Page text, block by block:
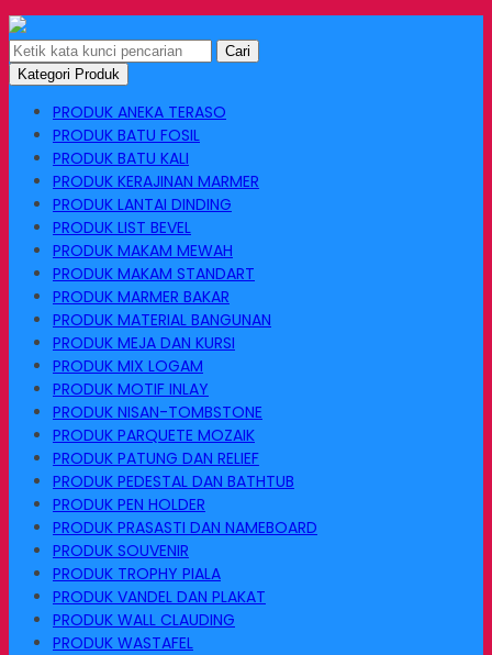
Cari
Kategori Produk
PRODUK ANEKA TERASO
PRODUK BATU FOSIL
PRODUK BATU KALI
PRODUK KERAJINAN MARMER
PRODUK LANTAI DINDING
PRODUK LIST BEVEL
PRODUK MAKAM MEWAH
PRODUK MAKAM STANDART
PRODUK MARMER BAKAR
PRODUK MATERIAL BANGUNAN
PRODUK MEJA DAN KURSI
PRODUK MIX LOGAM
PRODUK MOTIF INLAY
PRODUK NISAN-TOMBSTONE
PRODUK PARQUETE MOZAIK
PRODUK PATUNG DAN RELIEF
PRODUK PEDESTAL DAN BATHTUB
PRODUK PEN HOLDER
PRODUK PRASASTI DAN NAMEBOARD
PRODUK SOUVENIR
PRODUK TROPHY PIALA
PRODUK VANDEL DAN PLAKAT
PRODUK WALL CLAUDING
PRODUK WASTAFEL